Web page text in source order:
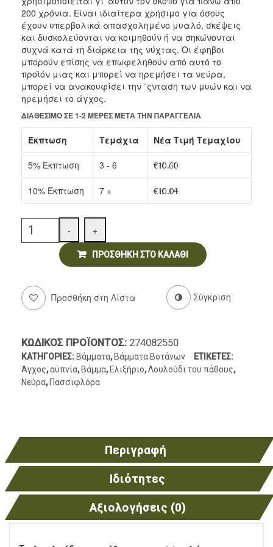
Αρτοσκευάσματα
Ντελικατέσεν
Νιφάδες & Σπόροι Δημητριακών
200 χρόνια. Είναι ιδιαίτερα χρήσιμο για όσους
έχουν υπερβολικά απασχολημένο μυαλό, σκέψεις
και δυσκολεύονται να κοιμηθούν ή να σηκώνονται
συχνά κατά τη διάρκεια της νύχτας. Οι έφηβοι
μπορούν επίσης να επωφεληθούν από αυτό το
προϊόν μιας και μπορεί να ηρεμήσει τα νεύρα,
μπορεί να ανακουφίσει την ΄ςνταση των μυών και να
ηρεμήσει το άγχος.
ΔΙΑΘΈΣΙΜΟ ΣΕ 1-2 ΜΈΡΕΣ ΜΕΤΆ ΤΗΝ ΠΑΡΑΓΓΕΛΊΑ
Έκπτωση Τεμάχια Νέα Τιμή Τεμαχίου
5% Έκπτωση 3 - 6 €10.60
10% Έκπτωση 7 + €10.04
- +
ΠΡΟΣΘΉΚΗ ΣΤΟ ΚΑΛΆΘΙ
Προσθήκη στη Λίστα Σύγκριση
ΚΩΔΙΚΌΣ ΠΡΟΪΌΝΤΟΣ: 274082550
ΚΑΤΗΓΟΡΊΕΣ: Βάμματα, Βάμματα Βοτάνων
ΕΤΙΚΈΤΕΣ:
Άγχος,αϋπνία, Βάμμα, Ελιξήριο,Λουλούδι του πάθους,
Νεύρα, Πασσιφλόρα
Περιγραφή
Ιδιότητες
Αξιολογήσεις (0)